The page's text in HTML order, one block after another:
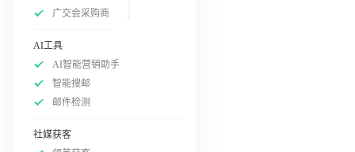
广交会采购商
AI工具
AI智能营销助手
智能搜邮
邮件检测
社媒获客